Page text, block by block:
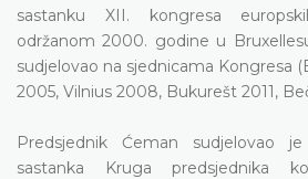
sastanku XII. kongresa
održanom 2000. godine u
sudjelovao na sjednicama Kongresa
2005, Vilnius 2008, Bukurešt 2011,
Predsjednik Ćeman sudjelovao
sastanka Kruga predsjednika